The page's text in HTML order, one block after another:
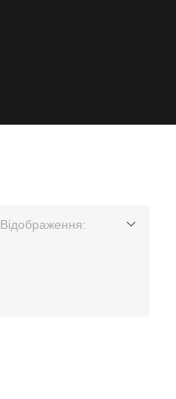
Відображення: